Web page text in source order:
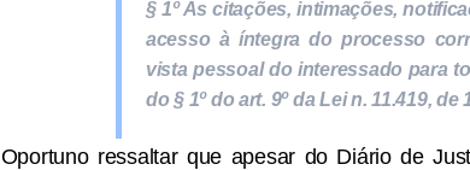
§ 1º As citações, intimações,
acesso à íntegra do processo
vista pessoal do interessado para
do § 1º do art. 9º da Lei n. 11.419,
Oportuno ressaltar que apesar do Diário de